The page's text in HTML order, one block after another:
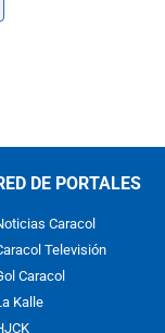
DE PORTALES
Caracol
Televisión
Caracol
Kalle